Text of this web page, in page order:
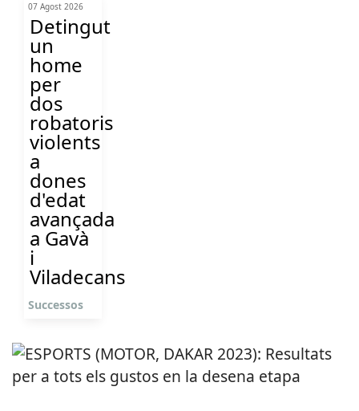
07 Agost 2026
Detingut
un
home
per
dos
robatoris
violents
a
dones
d'edat
avançada
a Gavà
i
Viladecans
Successos